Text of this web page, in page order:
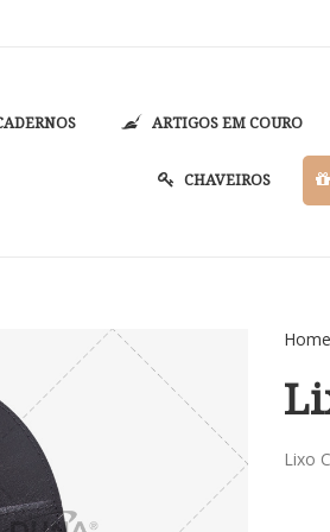
ARTIGOS EM COURO
CHAVEIROS
Home
Lixo